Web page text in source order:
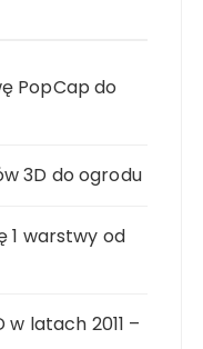
PopCap do
3D do ogrodu
1 warstwy od
latach 2011 –